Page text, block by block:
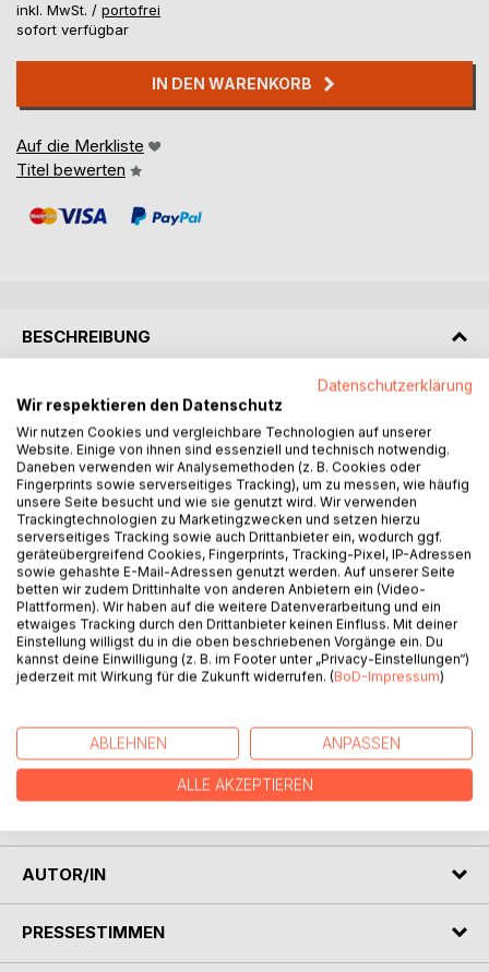
inkl. MwSt. / portofrei
sofort verfügbar
IN DEN WARENKORB
Auf die Merkliste
Titel bewerten
BESCHREIBUNG
Angetreten zu einer monatelangen Fahrrad-Reise kreuz
und quer durch Australien und Neuseeland sind zwei
Pädagogen und Ihre jeweiligen Schützlinge.
Vier Menschen gebunden durch einen Vertrag.
Die beiden betreuten 16-Jährigen reisen um Ihr Leben.
Als sehr schwierige, beinahe hoffnungslose Fälle schickt
sie das Jugendamt auf eine Radtour durch den fremden
Kontinent.
Von hier sollen sie keine Chance haben aus ihrem Leben zu
entfliehen.
Zwischen Reifenpannen, verrückten Bekanntschaften,
zwischen den Betreuern und Jugendlichen.
In einer humorvollen und charmanten Tagebuchform erzählt
AUTOR/IN
PRESSESTIMMEN
Datenschutzerklärung
Wir respektieren den Datenschutz
Wir nutzen Cookies und vergleichbare Technologien auf unserer
Website. Einige von ihnen sind essenziell und technisch notwendig.
Daneben verwenden wir Analysemethoden (z. B. Cookies oder
Fingerprints sowie serverseitiges Tracking), um zu messen, wie häufig
unsere Seite besucht und wie sie genutzt wird. Wir verwenden
Trackingtechnologien zu Marketingzwecken und setzen hierzu
serverseitiges Tracking sowie auch Drittanbieter ein, wodurch ggf.
geräteübergreifend Cookies, Fingerprints, Tracking-Pixel, IP-Adressen
sowie gehashte E-Mail-Adressen genutzt werden. Auf unserer Seite
betten wir zudem Drittinhalte von anderen Anbietern ein (Video-
Plattformen). Wir haben auf die weitere Datenverarbeitung und ein
etwaiges Tracking durch den Drittanbieter keinen Einfluss. Mit deiner
Einstellung willigst du in die oben beschriebenen Vorgänge ein. Du
kannst deine Einwilligung (z. B. im Footer unter „Privacy-Einstellungen“)
jederzeit mit Wirkung für die Zukunft widerrufen. (BoD-Impressum)
ABLEHNEN ANPASSEN
ALLE AKZEPTIEREN